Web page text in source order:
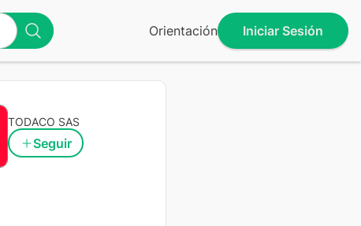
Orientación Iniciar Sesión
TODACO SAS
Seguir